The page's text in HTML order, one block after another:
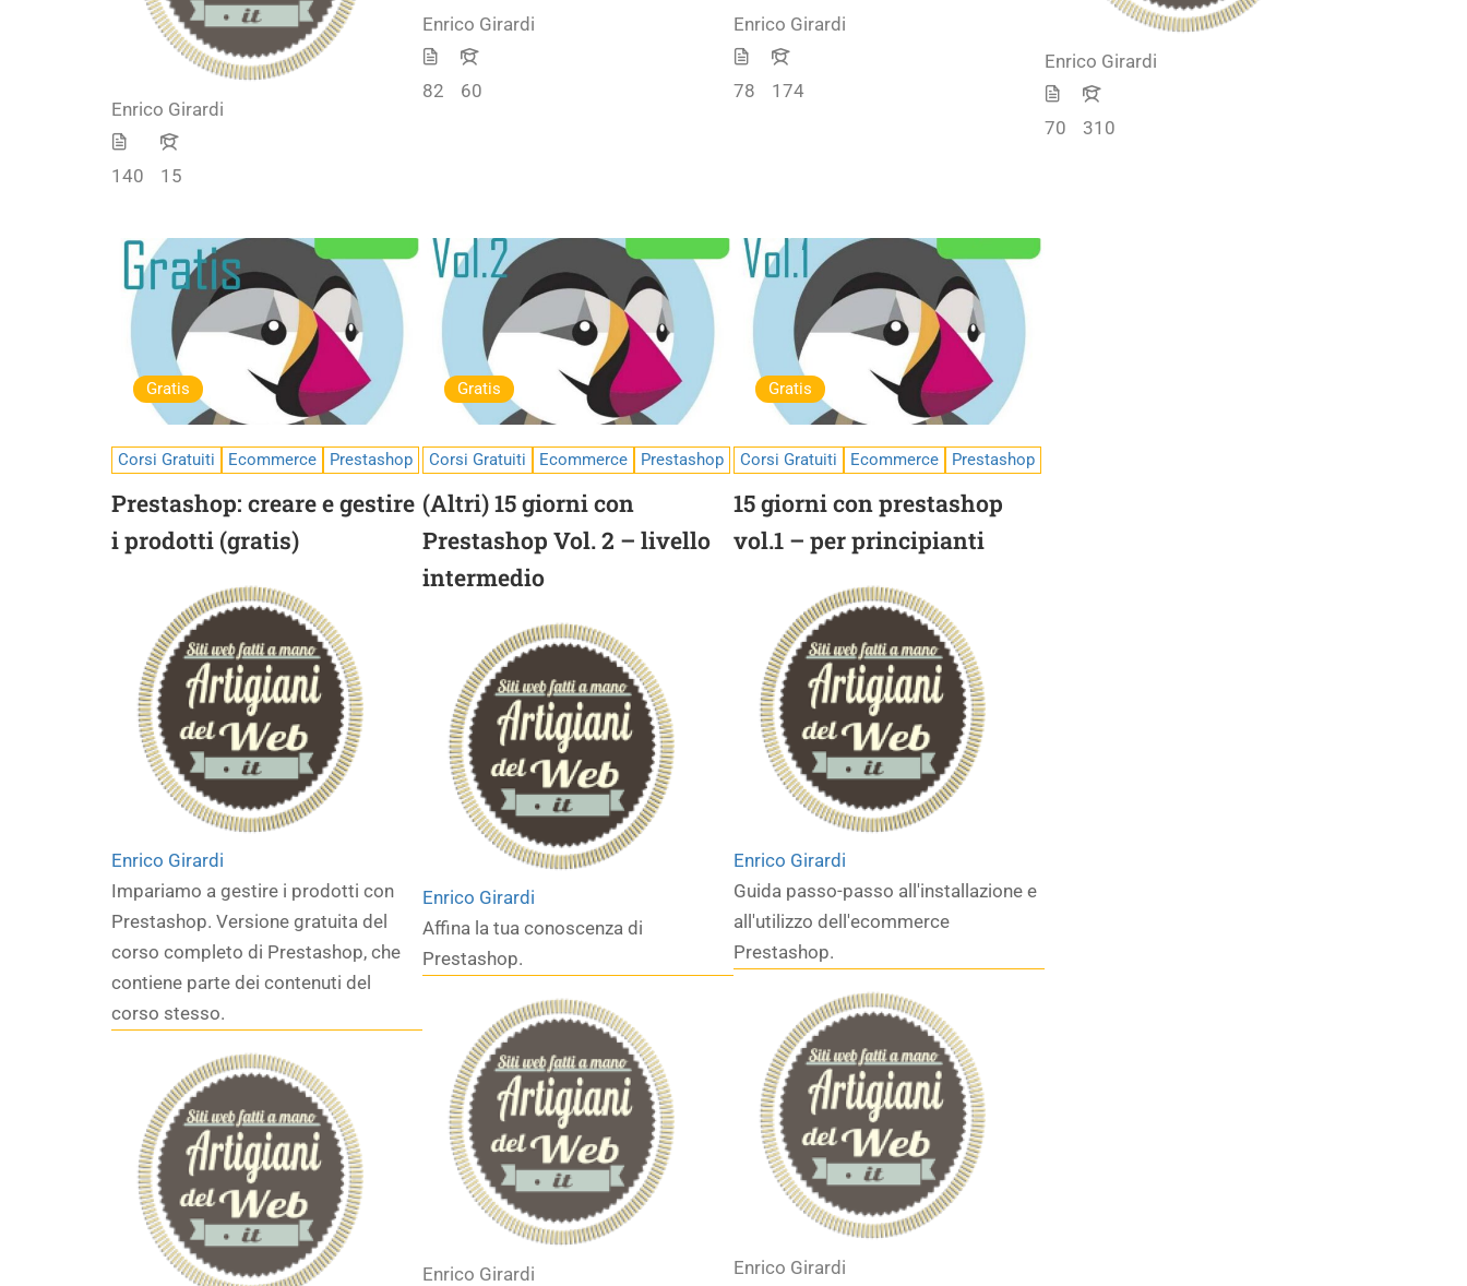
Enrico Girardi
140 15
Enrico Girardi
82 60
Enrico Girardi
78 174
Enrico Girardi
70 310
Gratis
Corsi Gratuiti Ecommerce Prestashop
Prestashop: creare e gestire
i prodotti (gratis)
Enrico Girardi
Impariamo a gestire i prodotti con
Prestashop. Versione gratuita del
corso completo di Prestashop, che
contiene parte dei contenuti del
corso stesso.
Gratis
Corsi Gratuiti Ecommerce Prestashop
(Altri) 15 giorni con
Prestashop Vol. 2 – livello
intermedio
Enrico Girardi
Affina la tua conoscenza di
Prestashop.
Enrico Girardi
Gratis
Corsi Gratuiti Ecommerce Prestashop
15 giorni con prestashop
vol.1 – per principianti
Enrico Girardi
Guida passo-passo all'installazione e
all'utilizzo dell'ecommerce
Prestashop.
Enrico Girardi